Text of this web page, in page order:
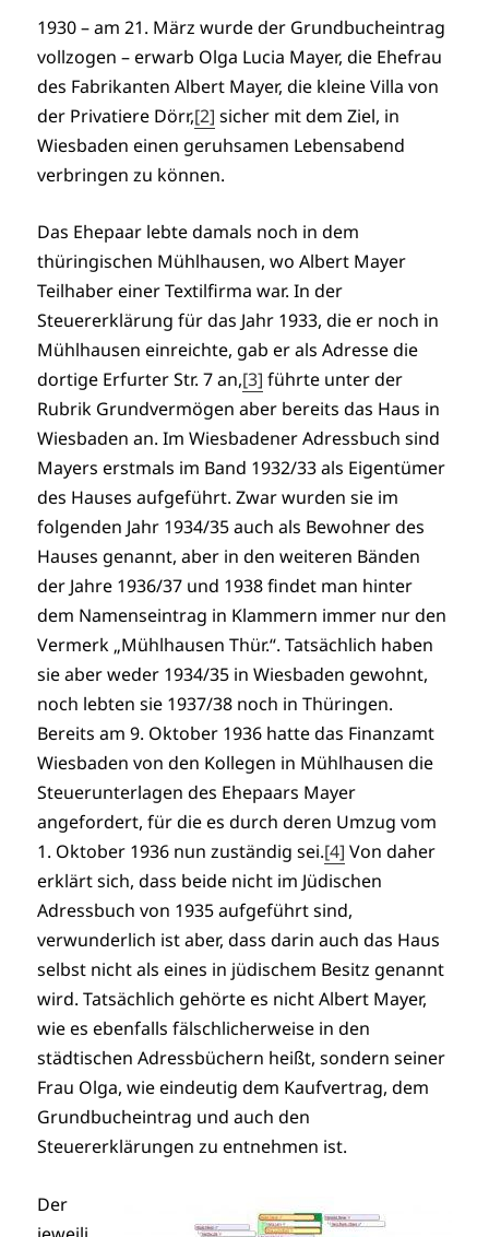
1930 – am 21. März wurde der Grundbucheintrag
vollzogen – erwarb Olga Lucia Mayer, die Ehefrau
des Fabrikanten Albert Mayer, die kleine Villa von
der Privatiere Dörr,[2] sicher mit dem Ziel, in
Wiesbaden einen geruhsamen Lebensabend
verbringen zu können.
Das Ehepaar lebte damals noch in dem
thüringischen Mühlhausen, wo Albert Mayer
Teilhaber einer Textilfirma war. In der
Steuererklärung für das Jahr 1933, die er noch in
Mühlhausen einreichte, gab er als Adresse die
dortige Erfurter Str. 7 an,[3] führte unter der
Rubrik Grundvermögen aber bereits das Haus in
Wiesbaden an. Im Wiesbadener Adressbuch sind
Mayers erstmals im Band 1932/33 als Eigentümer
des Hauses aufgeführt. Zwar wurden sie im
folgenden Jahr 1934/35 auch als Bewohner des
Hauses genannt, aber in den weiteren Bänden
der Jahre 1936/37 und 1938 findet man hinter
dem Namenseintrag in Klammern immer nur den
Vermerk „Mühlhausen Thür.“. Tatsächlich haben
sie aber weder 1934/35 in Wiesbaden gewohnt,
noch lebten sie 1937/38 noch in Thüringen.
Bereits am 9. Oktober 1936 hatte das Finanzamt
Wiesbaden von den Kollegen in Mühlhausen die
Steuerunterlagen des Ehepaars Mayer
angefordert, für die es durch deren Umzug vom
1. Oktober 1936 nun zuständig sei.[4] Von daher
erklärt sich, dass beide nicht im Jüdischen
Adressbuch von 1935 aufgeführt sind,
verwunderlich ist aber, dass darin auch das Haus
selbst nicht als eines in jüdischem Besitz genannt
wird. Tatsächlich gehörte es nicht Albert Mayer,
wie es ebenfalls fälschlicherweise in den
städtischen Adressbüchern heißt, sondern seiner
Frau Olga, wie eindeutig dem Kaufvertrag, dem
Grundbucheintrag und auch den
Steuererklärungen zu entnehmen ist.
Der